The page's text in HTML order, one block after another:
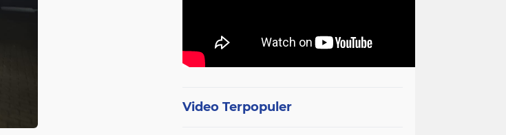
Video Terpopuler